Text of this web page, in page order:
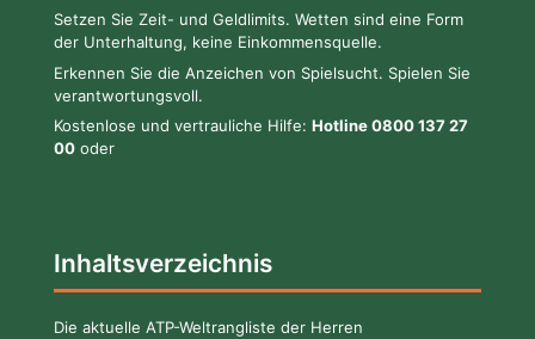
Setzen Sie Zeit- und Geldlimits. Wetten sind eine Form
der Unterhaltung, keine Einkommensquelle.
Erkennen Sie die Anzeichen von Spielsucht. Spielen Sie
verantwortungsvoll.
Kostenlose und vertrauliche Hilfe: Hotline 0800 137 27
00 oder
Inhaltsverzeichnis
Die aktuelle ATP-Weltrangliste der Herren